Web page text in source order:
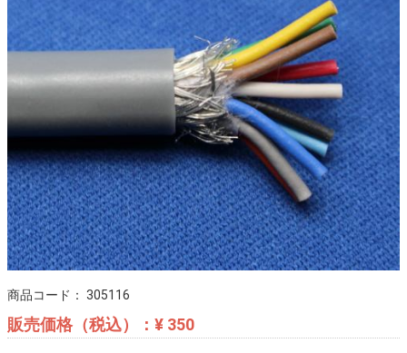
商品コード： 305116
販売価格（税込）： ¥ 350